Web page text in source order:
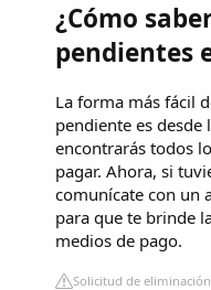
¿Cómo
pendientes
La forma más fácil
pendiente es desde
encontrarás todos
pagar. Ahora, si
comunícate con un
para que te brinde
medios de pago.
Solicitud de eliminación